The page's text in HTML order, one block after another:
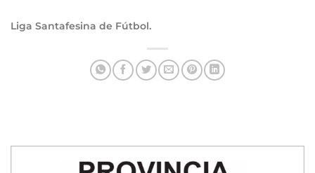
Liga Santafesina de Fútbol.